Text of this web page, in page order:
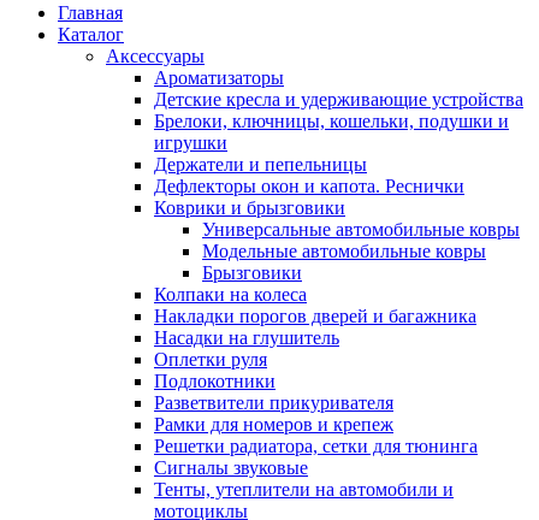
Главная
Каталог
Аксессуары
Ароматизаторы
Детские кресла и удерживающие устройства
Брелоки, ключницы, кошельки, подушки и
игрушки
Держатели и пепельницы
Дефлекторы окон и капота. Реснички
Коврики и брызговики
Универсальные автомобильные ковры
Модельные автомобильные ковры
Брызговики
Колпаки на колеса
Накладки порогов дверей и багажника
Насадки на глушитель
Оплетки руля
Подлокотники
Разветвители прикуривателя
Рамки для номеров и крепеж
Решетки радиатора, сетки для тюнинга
Сигналы звуковые
Тенты, утеплители на автомобили и
мотоциклы